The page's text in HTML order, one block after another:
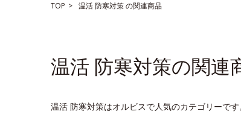
TOP 温活防寒対策の関連商品
温活 防寒対策の関連
温活 防寒対策はオルビスで人気のカテゴリーで